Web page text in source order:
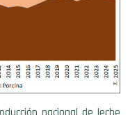
nacional de leche
de 2025 alcanzó los